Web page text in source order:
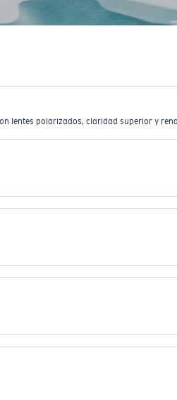
lentes polarizados, claridad superior y